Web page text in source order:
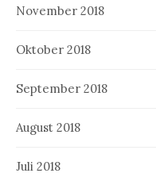
November 2018
Oktober 2018
September 2018
August 2018
Juli 2018